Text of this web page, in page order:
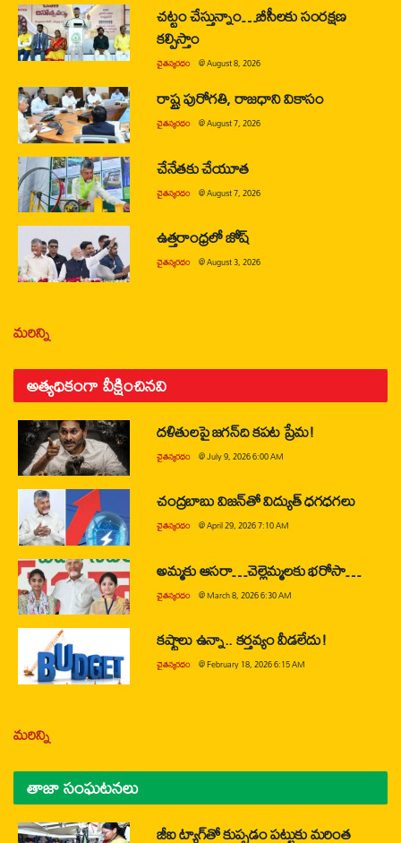
చట్టం చేస్తున్నాం…బీసీలకు సంరక్షణ
కల్పిస్తాం
చైతన్యరధం @August 8, 2026
రాష్ట్ర పురోగతి, రాజధాని వికాసం
చైతన్యరధం @August 7, 2026
చేనేతకు చేయూత
చైతన్యరధం @August 7, 2026
ఉత్తరాంధ్రలో జోష్
చైతన్యరధం @August 3, 2026
మరిన్ని
అత్యధికంగా వీక్షించినవి
దళితులపై జగన్‌ది కపట ప్రేమ!
చైతన్యరధం @July 9, 2026 6:00 AM
చంద్రబాబు విజన్‌తో విద్యుత్ ధగధగలు
చైతన్యరధం @April 29, 2026 7:10 AM
అమ్మకు ఆసరా…చెల్లెమ్మలకు భరోసా…
చైతన్యరధం @March 8, 2026 6:30 AM
కష్టాలు ఉన్నా.. కర్తవ్యం వీడలేదు!
చైతన్యరధం @February 18, 2026 6:15 AM
మరిన్ని
తాజా సంఘటనలు
జీఐ ట్యాగ్‌తో కుప్పడం పట్టుకు మరింత